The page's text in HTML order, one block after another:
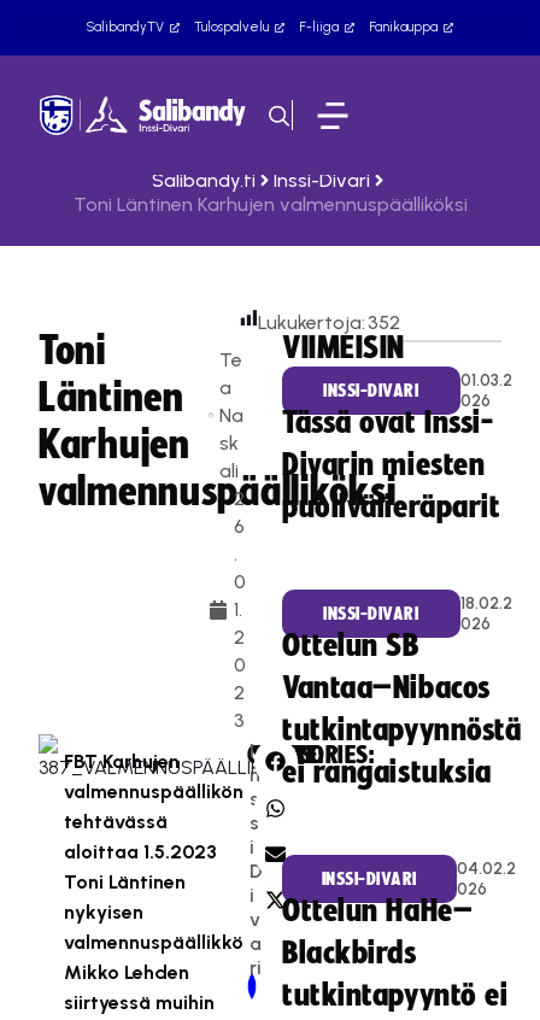
SalibandyTV Tulospalvelu F-liiga Fanikauppa
Salibandy.fi
Inssi-Divari
Toni Läntinen Karhujen valmennuspäälliköksi
Toni
Läntinen
Karhujen
valmennuspäälliköksi
Te
a
Na
sk
ali
2
6
.
0
1.
2
0
2
3
Lukukertoja: 352
FBT Karhujen
valmennuspäällikön
tehtävässä
aloittaa 1.5.2023
Toni Läntinen
nykyisen
valmennuspäällikkö
Mikko Lehden
siirtyessä muihin
CATEGORIES:
I
n
s
s
i-
D
i
v
a
ri
SHARE:
Older Post
Newer Post
VIIMEISIN
INSSI-DIVARI
01.03.2
026
Tässä ovat Inssi-
Divarin miesten
puolivälieräparit
INSSI-DIVARI
18.02.2
026
Ottelun SB
Vantaa–Nibacos
tutkintapyynnöstä
ei rangaistuksia
INSSI-DIVARI
04.02.2
026
Ottelun HaHe–
Blackbirds
tutkintapyyntö ei